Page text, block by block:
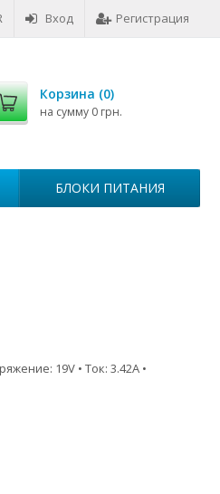
Вход Регистрация
Корзина (0)
на сумму 0 грн.
БЛОКИ ПИТАНИЯ
19V • Ток: 3.42A •